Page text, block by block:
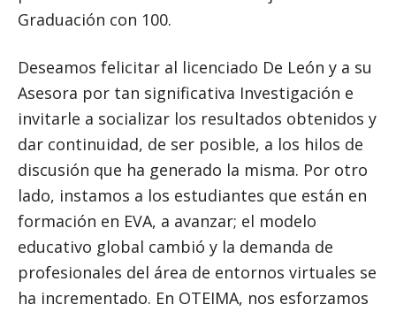
Graduación con 100.
Deseamos felicitar al licenciado De León y a su
Asesora por tan significativa Investigación e
invitarle a socializar los resultados obtenidos y
dar continuidad, de ser posible, a los hilos de
discusión que ha generado la misma. Por otro
lado, instamos a los estudiantes que están en
formación en EVA, a avanzar; el modelo
educativo global cambió y la demanda de
profesionales del área de entornos virtuales se
ha incrementado. En OTEIMA, nos esforzamos